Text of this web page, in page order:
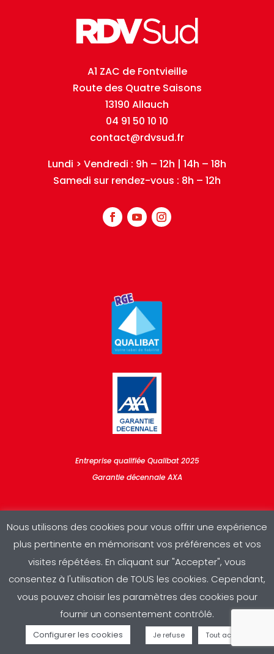
A1 ZAC de Fontvieille
Route des Quatre Saisons
13190 Allauch
04 91 50 10 10
contact@rdvsud.fr
Lundi > Vendredi : 9h – 12h | 14h – 18h
Samedi sur rendez-vous : 8h – 12h
Entreprise qualifiée Qualibat 2025
Garantie décennale AXA
Copyright © 2025 RDV Sud | Conception & réalisation :A3 |
Mentions légales|Politique de confidentialité
Nous utilisons des cookies pour vous offrir une expérience
plus pertinente en mémorisant vos préférences et vos
visites répétées. En cliquant sur "Accepter", vous
consentez à l'utilisation de TOUS les cookies. Cependant,
vous pouvez choisir les paramètres des cookies pour
fournir un consentement contrôlé.
Configurer les cookies Je refuse Tout accepter